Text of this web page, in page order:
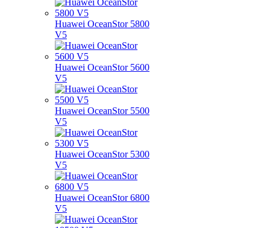
Huawei OceanStor 5800
V5
Huawei OceanStor 5600
V5
Huawei OceanStor 5500
V5
Huawei OceanStor 5300
V5
Huawei OceanStor 6800
V5